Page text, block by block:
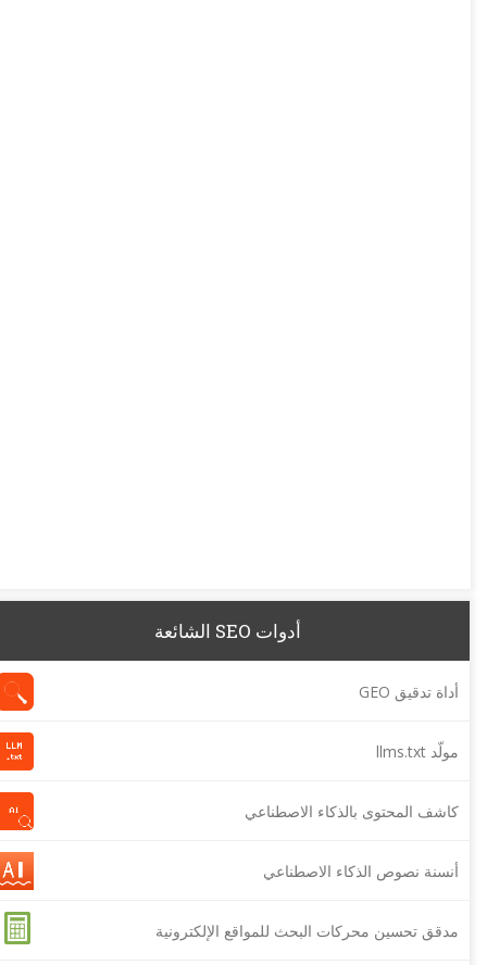
أدوات SEO الشائعة
أداة تدقيق GEO
مولّد llms.txt
كاشف المحتوى بالذكاء الاصطناعي
أنسنة نصوص الذكاء الاصطناعي
مدقق تحسين محركات البحث للمواقع الإلكترونية